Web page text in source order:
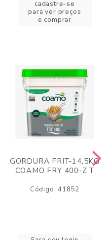
cadastre-se
para ver preços
e comprar
GORDURA FRIT-14,5KG
COAMO FRY 400-Z T
Código: 41852